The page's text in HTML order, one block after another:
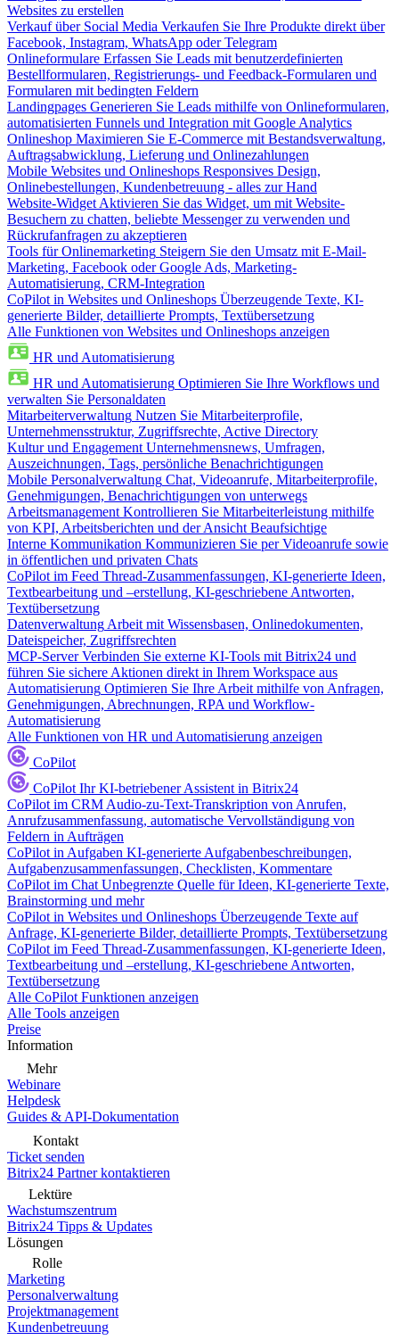
Websites zu erstellen
Verkauf über Social Media Verkaufen Sie Ihre Produkte direkt über
Facebook, Instagram, WhatsApp oder Telegram
Onlineformulare Erfassen Sie Leads mit benutzerdefinierten
Bestellformularen, Registrierungs- und Feedback-Formularen und
Formularen mit bedingten Feldern
Landingpages Generieren Sie Leads mithilfe von Onlineformularen,
automatisierten Funnels und Integration mit Google Analytics
Onlineshop Maximieren Sie E-Commerce mit Bestandsverwaltung,
Auftragsabwicklung, Lieferung und Onlinezahlungen
Mobile Websites und Onlineshops Responsives Design,
Onlinebestellungen, Kundenbetreuung - alles zur Hand
Website-Widget Aktivieren Sie das Widget, um mit Website-
Besuchern zu chatten, beliebte Messenger zu verwenden und
Rückrufanfragen zu akzeptieren
Tools für Onlinemarketing Steigern Sie den Umsatz mit E-Mail-
Marketing, Facebook oder Google Ads, Marketing-
Automatisierung, CRM-Integration
CoPilot in Websites und Onlineshops Überzeugende Texte, KI-
generierte Bilder, detaillierte Prompts, Textübersetzung
Alle Funktionen von Websites und Onlineshops anzeigen
HR und Automatisierung
HR und Automatisierung Optimieren Sie Ihre Workflows und
verwalten Sie Personaldaten
Mitarbeiterverwaltung Nutzen Sie Mitarbeiterprofile,
Unternehmensstruktur, Zugriffsrechte, Active Directory
Kultur und Engagement Unternehmensnews, Umfragen,
Auszeichnungen, Tags, persönliche Benachrichtigungen
Mobile Personalverwaltung Chat, Videoanrufe, Mitarbeiterprofile,
Genehmigungen, Benachrichtigungen von unterwegs
Arbeitsmanagement Kontrollieren Sie Mitarbeiterleistung mithilfe
von KPI, Arbeitsberichten und der Ansicht Beaufsichtige
Interne Kommunikation Kommunizieren Sie per Videoanrufe sowie
in öffentlichen und privaten Chats
CoPilot im Feed Thread-Zusammenfassungen, KI-generierte Ideen,
Textbearbeitung und –erstellung, KI-geschriebene Antworten,
Textübersetzung
Datenverwaltung Arbeit mit Wissensbasen, Onlinedokumenten,
Dateispeicher, Zugriffsrechten
MCP-Server Verbinden Sie externe KI-Tools mit Bitrix24 und
führen Sie sichere Aktionen direkt in Ihrem Workspace aus
Automatisierung Optimieren Sie Ihre Arbeit mithilfe von Anfragen,
Genehmigungen, Abrechnungen, RPA und Workflow-
Automatisierung
Alle Funktionen von HR und Automatisierung anzeigen
CoPilot
CoPilot Ihr KI-betriebener Assistent in Bitrix24
CoPilot im CRM Audio-zu-Text-Transkription von Anrufen,
Anrufzusammenfassung, automatische Vervollständigung von
Feldern in Aufträgen
CoPilot in Aufgaben KI-generierte Aufgabenbeschreibungen,
Aufgabenzusammenfassungen, Checklisten, Kommentare
CoPilot im Chat Unbegrenzte Quelle für Ideen, KI-generierte Texte,
Brainstorming und mehr
CoPilot in Websites und Onlineshops Überzeugende Texte auf
Anfrage, KI-generierte Bilder, detaillierte Prompts, Textübersetzung
CoPilot im Feed Thread-Zusammenfassungen, KI-generierte Ideen,
Textbearbeitung und –erstellung, KI-geschriebene Antworten,
Textübersetzung
Alle CoPilot Funktionen anzeigen
Alle Tools anzeigen
Preise
Information
Mehr
Webinare
Helpdesk
Guides & API-Dokumentation
Kontakt
Ticket senden
Bitrix24 Partner kontaktieren
Lektüre
Wachstumszentrum
Bitrix24 Tipps & Updates
Lösungen
Rolle
Marketing
Personalverwaltung
Projektmanagement
Kundenbetreuung